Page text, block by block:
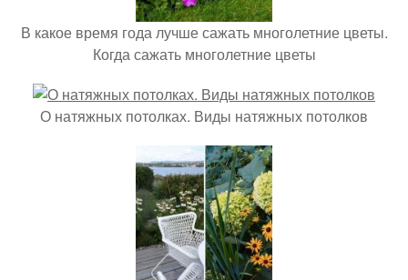
В какое время года лучше сажать многолетние цветы.
Когда сажать многолетние цветы
О натяжных потолках. Виды натяжных потолков